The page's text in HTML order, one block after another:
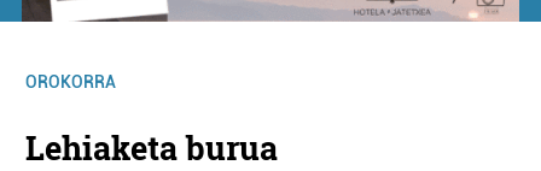
OROKORRA
Lehiaketa burua